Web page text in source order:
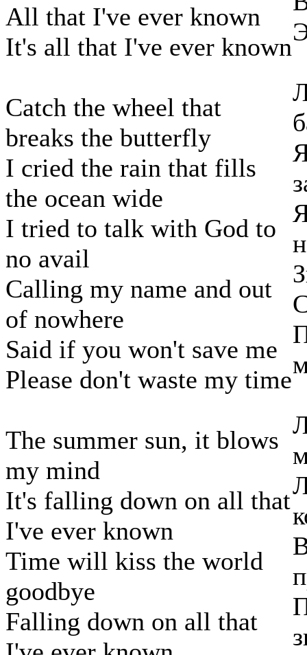
All that I've ever known
It's all that I've ever known
Catch the wheel that
breaks the butterfly
I cried the rain that fills
the ocean wide
I tried to talk with God to
no avail
Calling my name and out
of nowhere
Said if you won't save me
Please don't waste my time
The summer sun, it blows
my mind
It's falling down on all that
I've ever known
Time will kiss the world
goodbye
Falling down on all that